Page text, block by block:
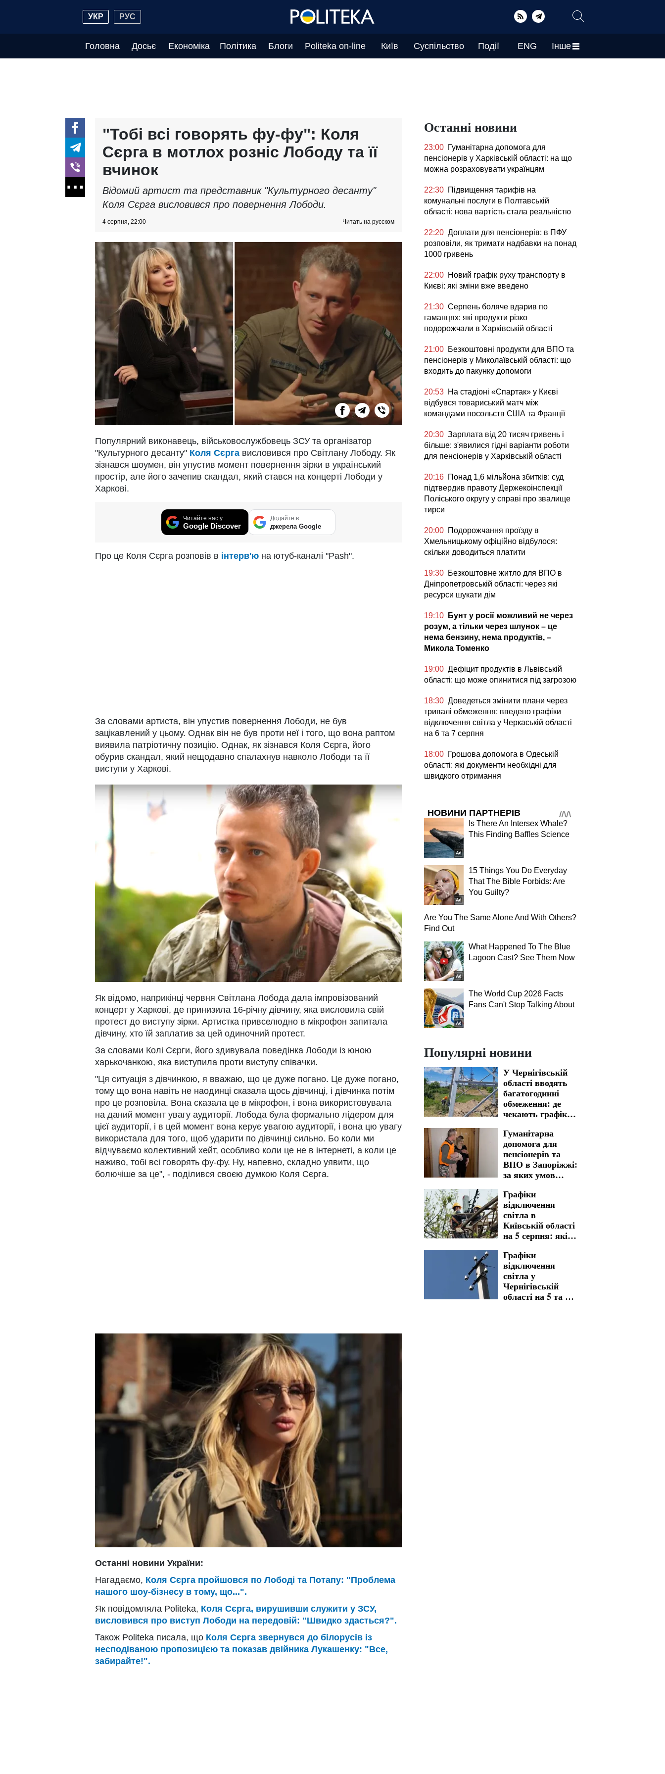
УКР РУС
Головна Досьє Економіка Політика Блоги Politeka on-line Київ Суспільство Події ENG Інше
"Тобі всі говорять фу-фу": Коля
Сєрга в мотлох розніс Лободу та її
вчинок
Відомий артист та представник "Культурного десанту"
Коля Сєрга висловився про повернення Лободи.
4 серпня, 22:00 Читать на русском
Популярний виконавець, військовослужбовець ЗСУ та організатор
"Культурного десанту" Коля Сєрга висловився про Світлану Лободу. Як
зізнався шоумен, він упустив момент повернення зірки в український
простір, але його зачепив скандал, який стався на концерті Лободи у
Харкові.
Читайте нас у
Google Discover
Додайте в
джерела Google
Про це Коля Сєрга розповів в інтерв'ю на ютуб-каналі "Pash".
За словами артиста, він упустив повернення Лободи, не був
зацікавлений у цьому. Однак він не був проти неї і того, що вона раптом
виявила патріотичну позицію. Однак, як зізнався Коля Сєрга, його
обурив скандал, який нещодавно спалахнув навколо Лободи та її
виступи у Харкові.
Як відомо, наприкінці червня Світлана Лобода дала імпровізований
концерт у Харкові, де принизила 16-річну дівчину, яка висловила свій
протест до виступу зірки. Артистка привселюдно в мікрофон запитала
дівчину, хто їй заплатив за цей одиночний протест.
За словами Колі Сєрги, його здивувала поведінка Лободи із юною
харькочанкою, яка виступила проти виступу співачки.
"Ця ситуація з дівчинкою, я вважаю, що це дуже погано. Це дуже погано,
тому що вона навіть не наодинці сказала щось дівчинці, і дівчинка потім
про це розповіла. Вона сказала це в мікрофон, і вона використовувала
на даний момент увагу аудиторії. Лобода була формально лідером для
цієї аудиторії, і в цей момент вона керує увагою аудиторії, і вона цю увагу
використала для того, щоб ударити по дівчинці сильно. Бо коли ми
відчуваємо колективний хейт, особливо коли це не в інтернеті, а коли це
наживо, тобі всі говорять фу-фу. Ну, напевно, складно уявити, що
болючіше за це", - поділився своєю думкою Коля Сєрга.
Останні новини України:
Нагадаємо, Коля Сєрга пройшовся по Лободі та Потапу: "Проблема
нашого шоу-бізнесу в тому, що...".
Як повідомляла Politeka, Коля Сєрга, вирушивши служити у ЗСУ,
висловився про виступ Лободи на передовій: "Швидко здасться?".
Також Politeka писала, що Коля Сєрга звернувся до білорусів із
несподіваною пропозицією та показав двійника Лукашенку: "Все,
забирайте!".
Останні новини
23:00 Гуманітарна допомога для
пенсіонерів у Харківській області: на що
можна розраховувати українцям
22:30 Підвищення тарифів на
комунальні послуги в Полтавській
області: нова вартість стала реальністю
22:20 Доплати для пенсіонерів: в ПФУ
розповіли, як тримати надбавки на понад
1000 гривень
22:00 Новий графік руху транспорту в
Києві: які зміни вже введено
21:30 Серпень боляче вдарив по
гаманцях: які продукти різко
подорожчали в Харківській області
21:00 Безкоштовні продукти для ВПО та
пенсіонерів у Миколаївській області: що
входить до пакунку допомоги
20:53 На стадіоні «Спартак» у Києві
відбувся товариський матч між
командами посольств США та Франції
20:30 Зарплата від 20 тисяч гривень і
більше: з'явилися гідні варіанти роботи
для пенсіонерів у Харківській області
20:16 Понад 1,6 мільйона збитків: суд
підтвердив правоту Держекоінспекції
Поліського округу у справі про звалище
тирси
20:00 Подорожчання проїзду в
Хмельницькому офіційно відбулося:
скільки доводиться платити
19:30 Безкоштовне житло для ВПО в
Дніпропетровській області: через які
ресурси шукати дім
19:10
Бунт у росії можливий не через
розум, а тільки через шлунок – це
нема бензину, нема продуктів, –
Микола Томенко
19:00 Дефіцит продуктів в Львівській
області: що може опинитися під загрозою
18:30 Доведеться змінити плани через
тривалі обмеження: введено графіки
відключення світла у Черкаській області
на 6 та 7 серпня
18:00 Грошова допомога в Одеській
області: які документи необхідні для
швидкого отримання
НОВИНИ ПАРТНЕРІВ
Is There An Intersex Whale?
This Finding Baffles Science
15 Things You Do Everyday
That The Bible Forbids: Are
You Guilty?
Are You The Same Alone And With Others?
Find Out
What Happened To The Blue
Lagoon Cast? See Them Now
The World Cup 2026 Facts
Fans Can't Stop Talking About
Популярні новини
У Чернігівській
області вводять
багатогодинні
обмеження: де
чекають графіки
світла на 6 та 7
серпня
Гуманітарна
допомога для
пенсіонерів та
ВПО в Запоріжжі:
за яких умов
підтримку
Графіки
відключення
світла в
Київській області
на 5 серпня: які
за десятками
адрес
Графіки
відключення
світла у
Чернігівській
області на 5 та 6